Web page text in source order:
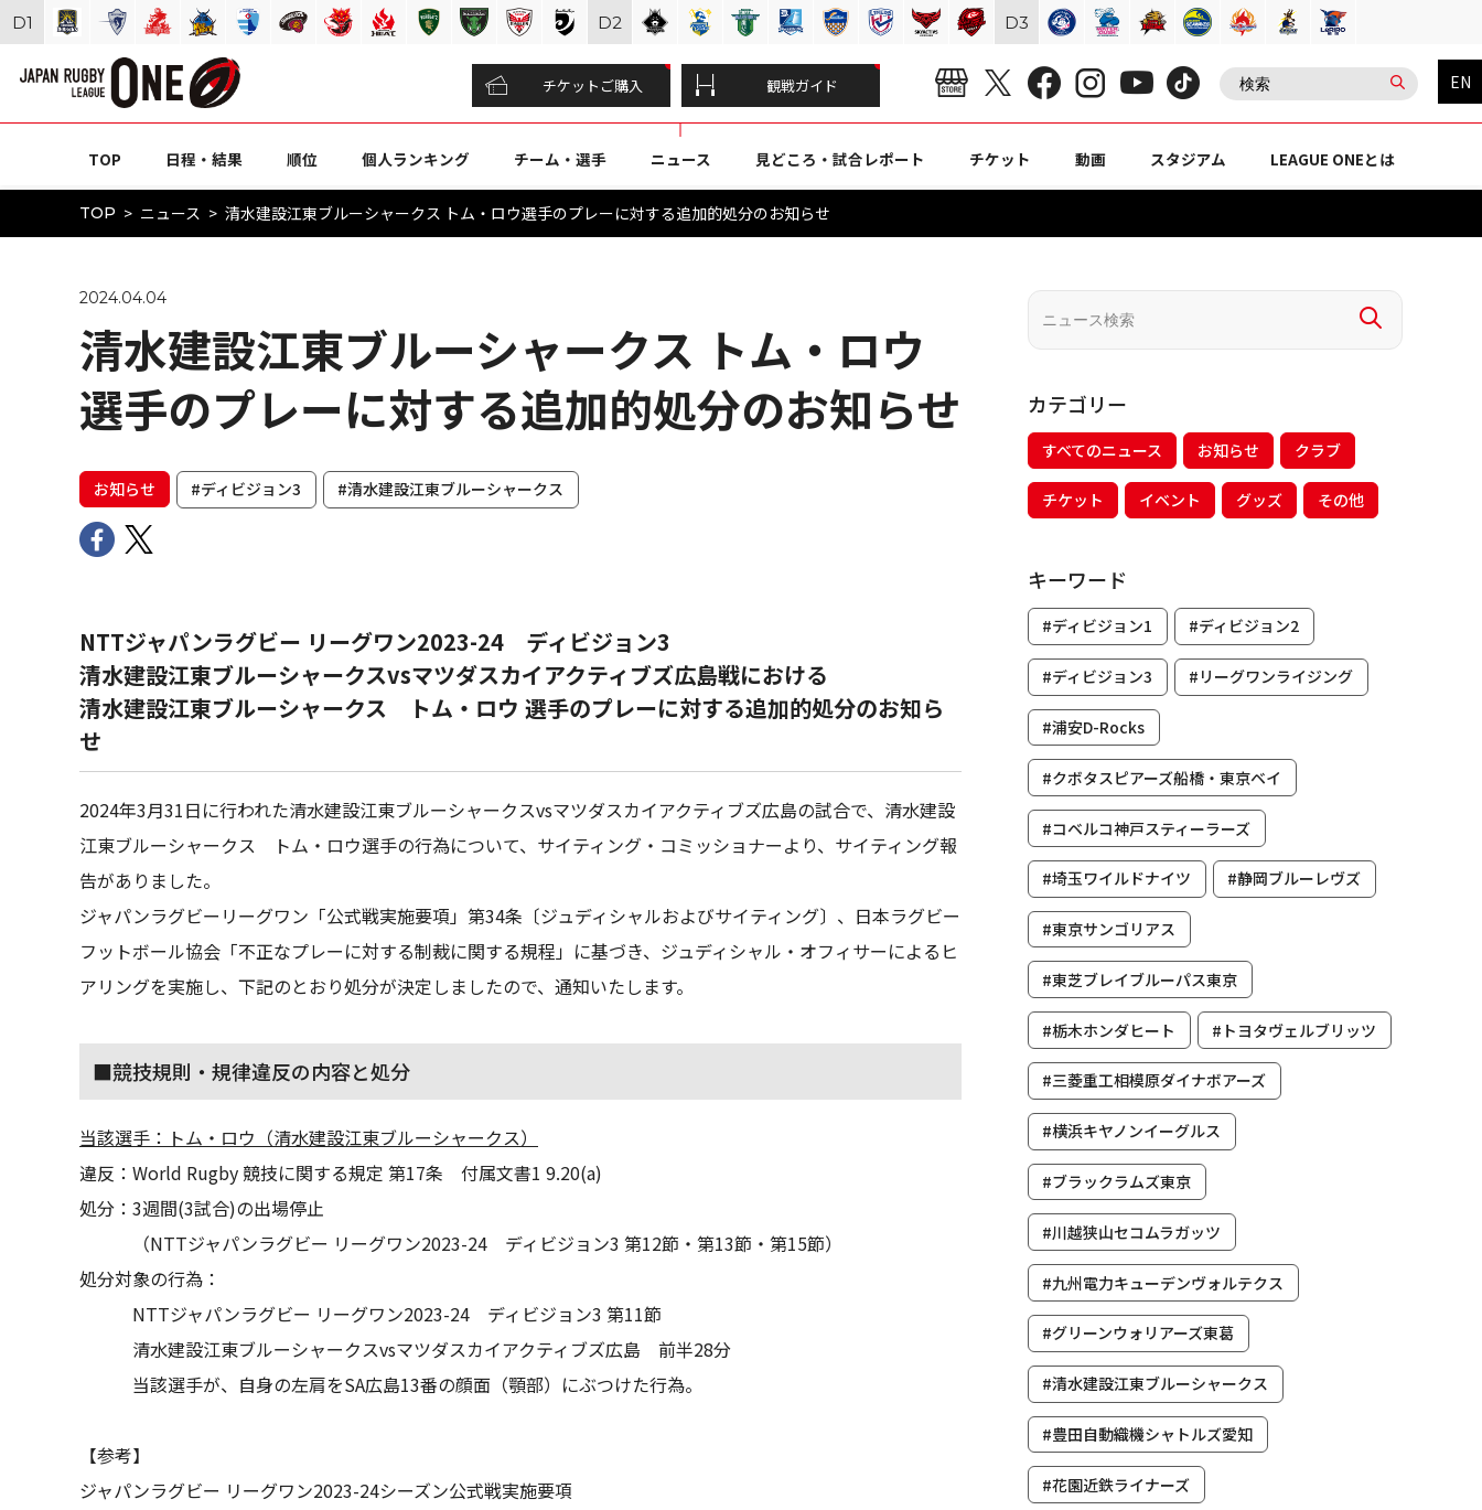
チケットご購入 観戦ガイド EN
TOP 日程・結果 順位 個人ランキング チーム・選手 ニュース 見どころ・試合レポート チケット 動画 スタジアム LEAGUE ONEとは
TOP ニュース 清水建設江東ブルーシャークス トム・ロウ選手のプレーに対する追加的処分のお知らせ
2024.04.04
清水建設江東ブルーシャークス トム・ロウ
選手のプレーに対する追加的処分のお知らせ
お知らせ #ディビジョン3 #清水建設江東ブルーシャークス
NTTジャパンラグビー リーグワン2023-24 ディビジョン3
清水建設江東ブルーシャークスvsマツダスカイアクティブズ広島戦における
清水建設江東ブルーシャークス トム・ロウ 選手のプレーに対する追加的処分のお知ら
せ
2024年3月31日に行われた清水建設江東ブルーシャークスvsマツダスカイアクティブズ広島の試合で、清水建設
江東ブルーシャークス トム・ロウ選手の行為について、サイティング・コミッショナーより、サイティング報
告がありました。
ジャパンラグビーリーグワン「公式戦実施要項」第34条〔ジュディシャルおよびサイティング〕、日本ラグビー
フットボール協会「不正なプレーに対する制裁に関する規程」に基づき、ジュディシャル・オフィサーによるヒ
アリングを実施し、下記のとおり処分が決定しましたので、通知いたします。
■競技規則・規律違反の内容と処分
当該選手：トム・ロウ（清水建設江東ブルーシャークス）
違反：World Rugby 競技に関する規定 第17条 付属文書1 9.20(a)
処分：3週間(3試合)の出場停止
（NTTジャパンラグビー リーグワン2023-24 ディビジョン3 第12節・第13節・第15節）
処分対象の行為：
NTTジャパンラグビー リーグワン2023-24 ディビジョン3 第11節
清水建設江東ブルーシャークスvsマツダスカイアクティブズ広島 前半28分
当該選手が、自身の左肩をSA広島13番の顔面（顎部）にぶつけた行為。
【参考】
ジャパンラグビー リーグワン2023-24シーズン公式戦実施要項
カテゴリー
すべてのニュース お知らせ クラブ
チケット イベント グッズ その他
キーワード
#ディビジョン1 #ディビジョン2
#ディビジョン3 #リーグワンライジング
#浦安D-Rocks
#クボタスピアーズ船橋・東京ベイ
#コベルコ神戸スティーラーズ
#埼玉ワイルドナイツ #静岡ブルーレヴズ
#東京サンゴリアス
#東芝ブレイブルーパス東京
#栃木ホンダヒート #トヨタヴェルブリッツ
#三菱重工相模原ダイナボアーズ
#横浜キヤノンイーグルス
#ブラックラムズ東京
#川越狭山セコムラガッツ
#九州電力キューデンヴォルテクス
#グリーンウォリアーズ東葛
#清水建設江東ブルーシャークス
#豊田自動織機シャトルズ愛知
#花園近鉄ライナーズ
D1 D2 D3